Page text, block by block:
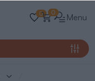
0 0 Menu